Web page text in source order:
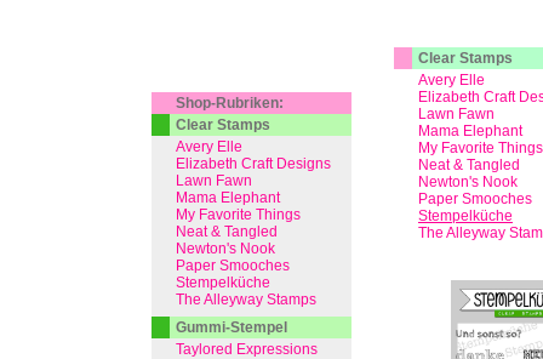
Clear Stamps
Avery Elle
Elizabeth Craft
Lawn Fawn
Mama Elephant
My Favorite Things
Neat & Tangled
Newton's Nook
Paper Smooches
Stempelküche
The Alleyway
Shop-Rubriken:
Clear Stamps
Avery Elle
Elizabeth Craft Designs
Lawn Fawn
Mama Elephant
My Favorite Things
Neat & Tangled
Newton's Nook
Paper Smooches
Stempelküche
The Alleyway Stamps
Gummi-Stempel
Taylored Expressions